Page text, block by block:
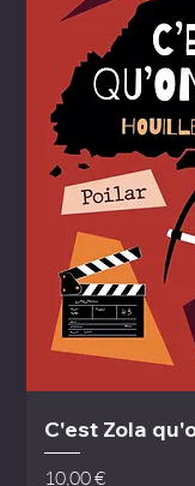
C'est Zola
Prix
10,00 €